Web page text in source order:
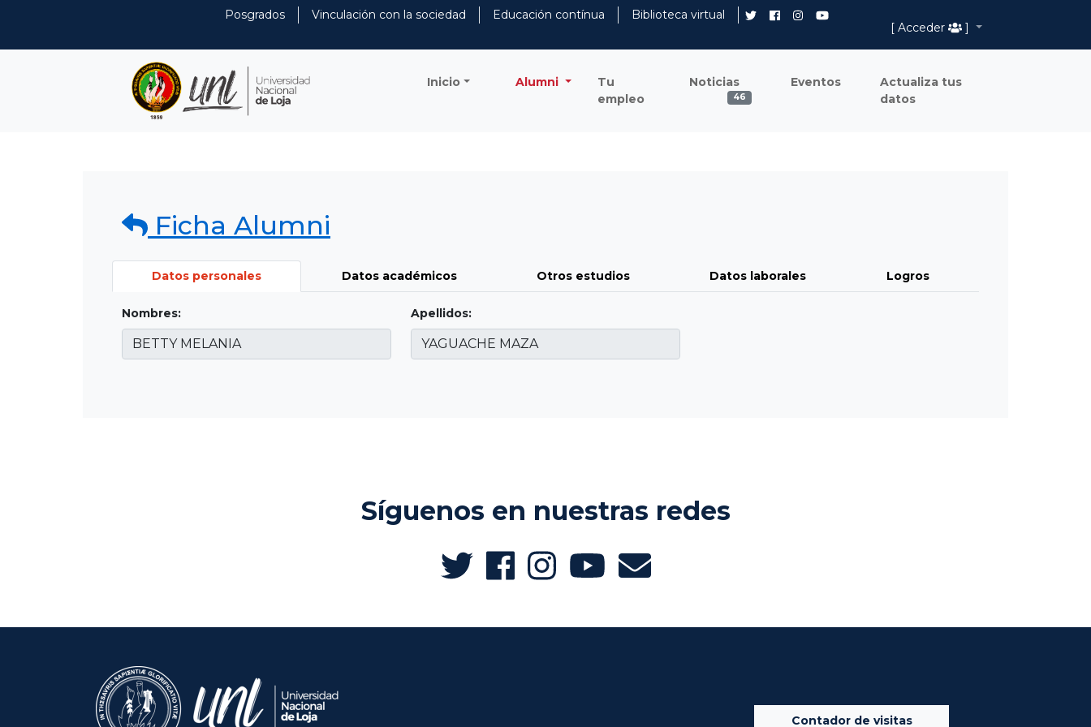
Posgrados Vinculación con la sociedad Educación contínua
Biblioteca virtual
[ Acceder
]
Inicio Alumni
Tu
empleo
Noticias
46
Eventos
Actualiza tus
datos
Ficha Alumni
Datos personales Datos académicos Otros estudios Datos laborales Logros
Nombres: Apellidos:
Síguenos en nuestras redes
Contador de visitas